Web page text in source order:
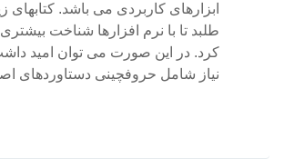
ابزارهای کاربردی می باشد.
طلبد تا با نرم افزارها شناخت
کرد. در این صورت می توان امید
نیاز شامل حروفچینی دستاوردهای